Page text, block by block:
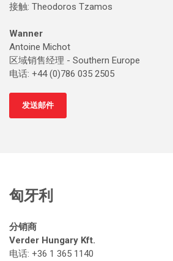
接触: Theodoros Tzamos
Wanner
Antoine Michot
区域销售经理 - Southern Europe
电话: +44 (0)786 035 2505
发送邮件
匈牙利
分销商
Verder Hungary Kft.
电话: +36 1 365 1140